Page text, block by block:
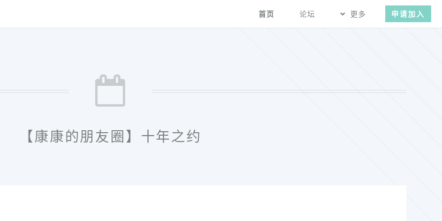
首页 论坛 更多 申请加入
【康康的朋友圈】十年之约